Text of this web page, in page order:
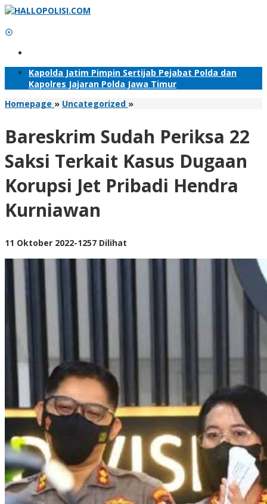
Lewati
konten
Kapolda Jatim Pimpin Sertijab Pejabat Polda dan
Kapolres Jajaran Polda Jawa Timur
Homepage » Uncategorized »Bareskrim
22
Terkait
Kasus
Dugaan
Korupsi
Bareskrim Sudah Periksa 22
Saksi Terkait Kasus Dugaan
Korupsi Jet Pribadi Hendra
Kurniawan
11 Oktober 2022oleh
-1257 Dilihat